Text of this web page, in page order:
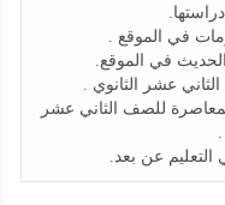
في الموقع .
في الموقع.
عشر الثانوي .
للصف الثاني عشر
.
عن بعد.